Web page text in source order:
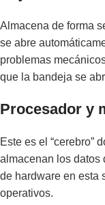
Almacena de forma
se abre
problemas
que la bandeja se
Procesador y
Este es el “cerebro”
almacenan los datos
de hardware en esta
operativos.